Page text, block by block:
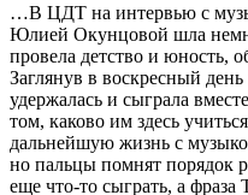
…В ЦДТ на интервью с
Юлией Окунцовой шла
провела детство и юность,
Заглянув в воскресный
удержалась и сыграла
том, каково им здесь
дальнейшую жизнь с
но пальцы помнят порядок
еще что-то сыграть, а